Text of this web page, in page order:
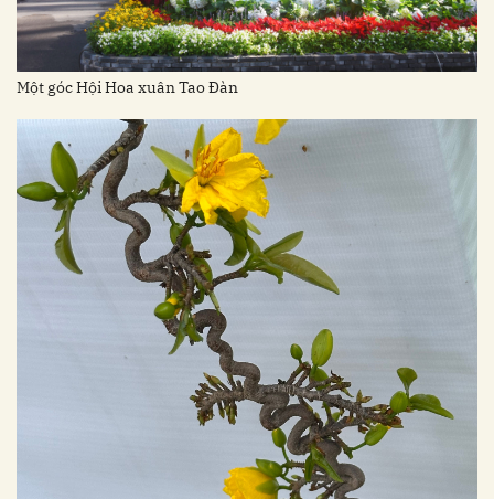
Một góc Hội Hoa xuân Tao Đàn